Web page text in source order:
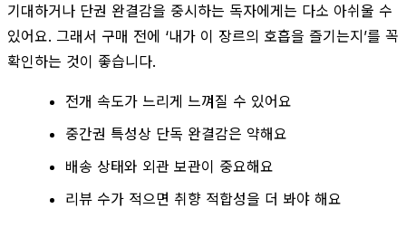
기대하거나 단권 완결감을 중시하는 독자에게는 다소 아쉬울 수
있어요. 그래서 구매 전에 ‘내가 이 장르의 호흡을 즐기는지’를 꼭
확인하는 것이 좋습니다.
전개 속도가 느리게 느껴질 수 있어요
중간권 특성상 단독 완결감은 약해요
배송 상태와 외관 보관이 중요해요
리뷰 수가 적으면 취향 적합성을 더 봐야 해요